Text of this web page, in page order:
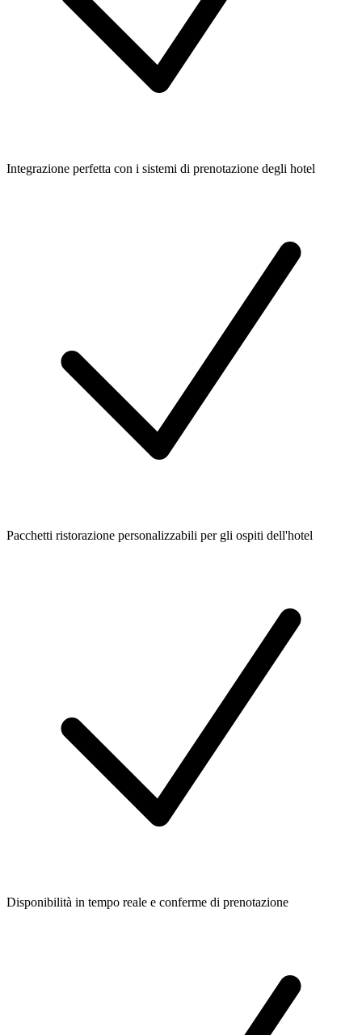
Integrazione perfetta con i sistemi di prenotazione degli hotel
Pacchetti ristorazione personalizzabili per gli ospiti dell'hotel
Disponibilità in tempo reale e conferme di prenotazione